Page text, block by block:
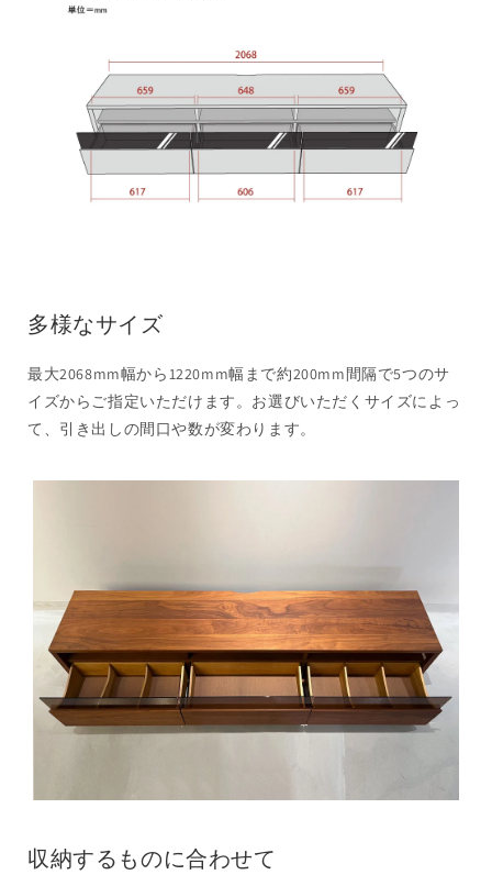
多様なサイズ
最大2068mm幅から1220mm幅まで約200mm間隔で5つのサ
イズからご指定いただけます。お選びいただくサイズによっ
て、引き出しの間口や数が変わります。
収納するものに合わせて